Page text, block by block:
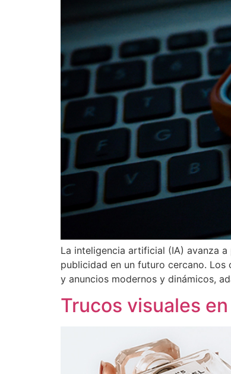
La inteligencia artificial (IA) avanza
publicidad en un futuro cercano.
y anuncios modernos y dinámicos,
Trucos visuales